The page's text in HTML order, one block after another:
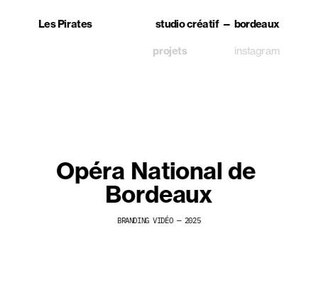
Les Pirates
projets instagram
studio créatif — bordeaux
Opéra National de
Bordeaux
BRANDING VIDÉO — 2025